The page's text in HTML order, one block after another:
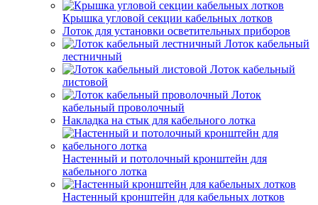
Крышка угловой секции кабельных лотков
Лоток для установки осветительных приборов
Лоток кабельный
лестничный
Лоток кабельный
листовой
Лоток
кабельный проволочный
Накладка на стык для кабельного лотка
Настенный и потолочный кронштейн для
кабельного лотка
Настенный кронштейн для кабельных лотков